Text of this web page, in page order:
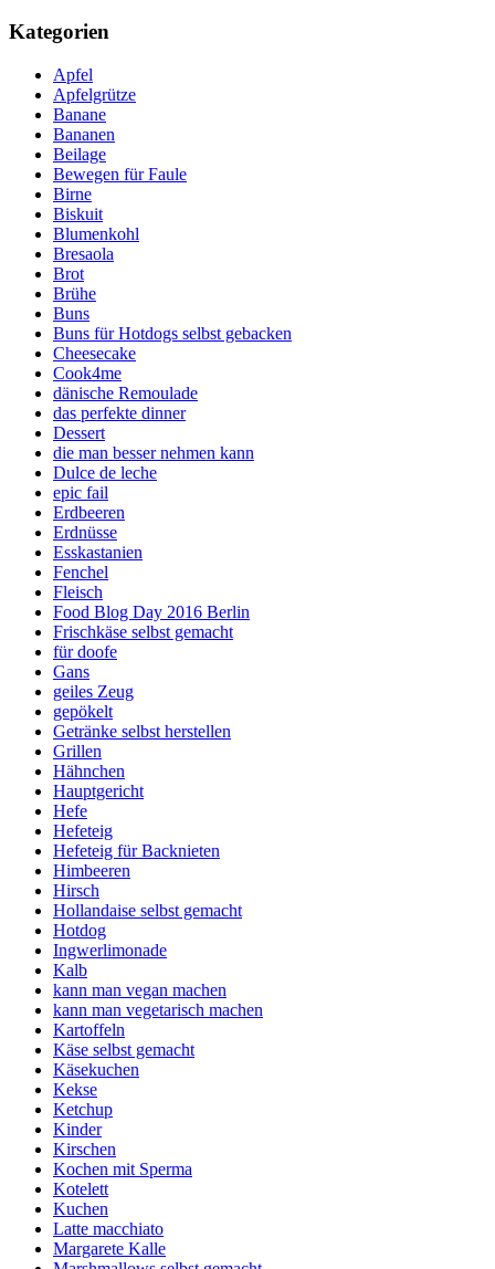
Kategorien
Apfel
Apfelgrütze
Banane
Bananen
Beilage
Bewegen für Faule
Birne
Biskuit
Blumenkohl
Bresaola
Brot
Brühe
Buns
Buns für Hotdogs selbst gebacken
Cheesecake
Cook4me
dänische Remoulade
das perfekte dinner
Dessert
die man besser nehmen kann
Dulce de leche
epic fail
Erdbeeren
Erdnüsse
Esskastanien
Fenchel
Fleisch
Food Blog Day 2016 Berlin
Frischkäse selbst gemacht
für doofe
Gans
geiles Zeug
gepökelt
Getränke selbst herstellen
Grillen
Hähnchen
Hauptgericht
Hefe
Hefeteig
Hefeteig für Backnieten
Himbeeren
Hirsch
Hollandaise selbst gemacht
Hotdog
Ingwerlimonade
Kalb
kann man vegan machen
kann man vegetarisch machen
Kartoffeln
Käse selbst gemacht
Käsekuchen
Kekse
Ketchup
Kinder
Kirschen
Kochen mit Sperma
Kotelett
Kuchen
Latte macchiato
Margarete Kalle